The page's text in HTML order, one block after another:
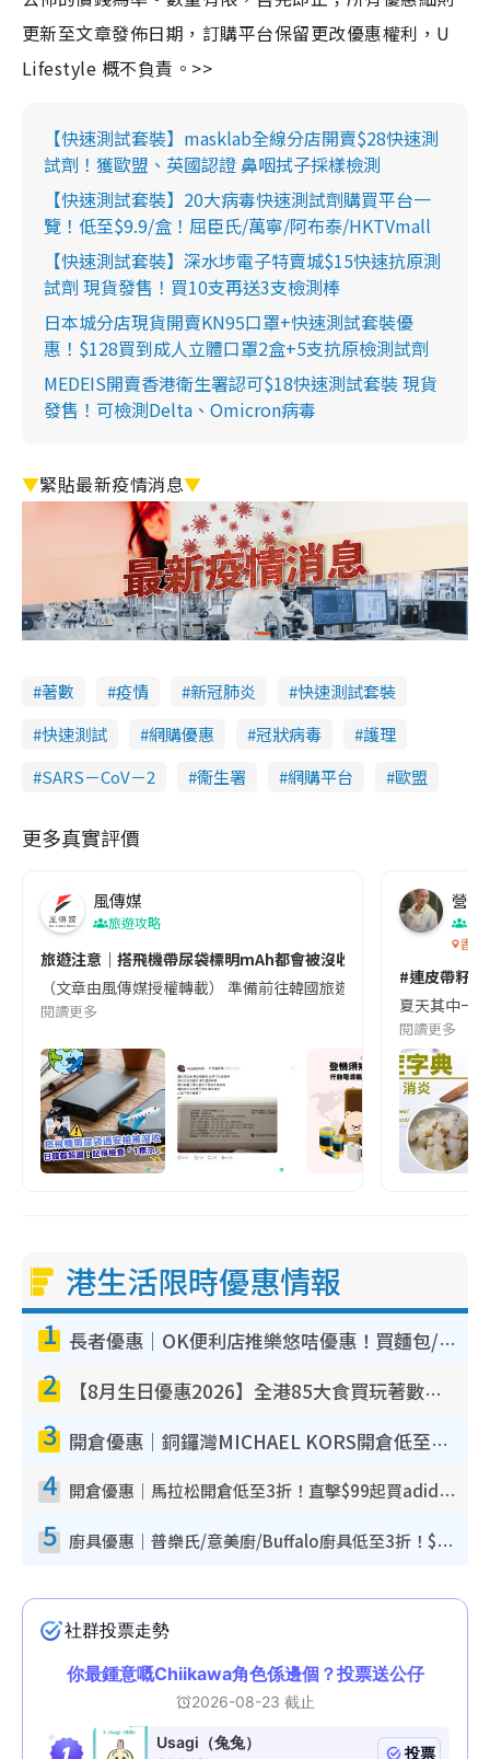
更新至文章發佈日期，訂購平台保留更改優惠權利，U
Lifestyle 概不負責。>>
【快速測試套裝】masklab全線分店開賣$28快速測
試劑！獲歐盟、英國認證 鼻咽拭子採樣檢測
【快速測試套裝】20大病毒快速測試劑購買平台一
覽！低至$9.9/盒！屈臣氏/萬寧/阿布泰/HKTVmall
【快速測試套裝】深水埗電子特賣城$15快速抗原測
試劑 現貨發售！買10支再送3支檢測棒
日本城分店現貨開賣KN95口罩+快速測試套裝優
惠！$128買到成人立體口罩2盒+5支抗原檢測試劑
MEDEIS開賣香港衛生署認可$18快速測試套裝 現貨
發售！可檢測Delta、Omicron病毒
▼緊貼最新疫情消息▼
著數 疫情 新冠肺炎
快速測試套裝
快速測試
網購優惠 冠狀病毒
護理
SARS－CoV－2
衞生署 網購平台 歐盟
更多真實評價
風傳媒
旅遊攻略
旅遊注意｜搭飛機帶尿袋標明mAh都會被沒收😱出發前切記檢查
（文章由風傳媒授權轉載） 準備前往韓國旅遊的民眾，近期要
閱讀更多
營養
香港
#連皮帶籽
夏天其中一
閱讀更多
港生活限時優惠情報
1 長者優惠｜OK便利店推樂悠咭優惠！買麵包/牛奶/保健品拍卡即減
2 【8月生日優惠2026】全港85大食買玩著數攻略 自助餐/火鍋放題同行免費＋誠品/DONKI送現金券
3 開倉優惠｜銅鑼灣MICHAEL KORS開倉低至17折！直擊$500起買手袋/銀包/鞋款 必買經典Jet Set系列
4 開倉優惠｜馬拉松開倉低至3折！直擊$99起買adidas／New Balance／Puma鞋款 STANLEY保溫杯劈價至$119起
5 廚具優惠｜普樂氏/意美廚/Buffalo廚具低至3折！$89起買煎鍋／炒鑊／個人鍋 同場小家電激減至$99起